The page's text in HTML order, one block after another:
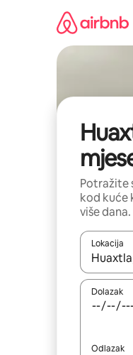
Potražite
kod kuće
više dana.
Lokacija
Kada
Dolazak
Odlazak